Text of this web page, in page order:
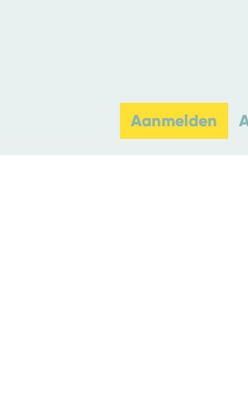
Aanmelden